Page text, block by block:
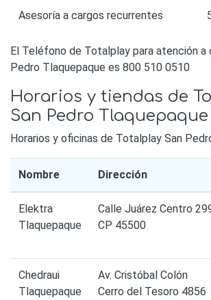
Asesoría a cargos recurrentes
El Teléfono de Totalplay para atención a
Pedro Tlaquepaque es 800 510 0510
Horarios y tiendas de
San Pedro Tlaquepaque
Horarios y oficinas de Totalplay San
Nombre Dirección
Elektra
Tlaquepaque
Calle Juárez Centro
CP 45500
Chedraui
Tlaquepaque
Av. Cristóbal Colón
Cerro del Tesoro 4856